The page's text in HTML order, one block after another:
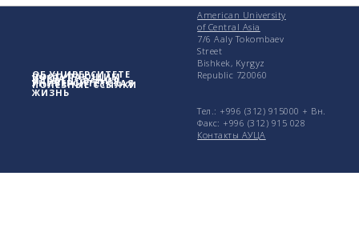
ОБ УНИВЕРСИТЕТЕ
ПОСТУПАЮЩИМ
УЧЕБА
ИССЛЕДОВАНИЯ
УНИВЕРСИТЕТСКАЯ
ЖИЗНЬ
ПОЛЕЗНЫЕ ССЫЛКИ
American University
of Central Asia
7/6 Aaly Tokombaev
Street
Bishkek, Kyrgyz
Republic 720060
Тел.: +996 (312) 915000 + Вн.
Факс: +996 (312) 915 028
Контакты АУЦА